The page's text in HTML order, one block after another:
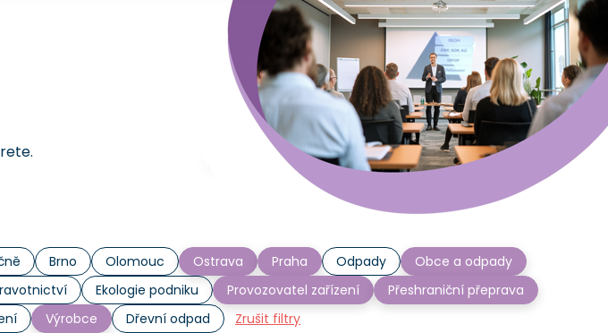
Brno Olomouc Ostrava Praha Odpady
Obce a odpady
Ekologie podniku Provozovatel zařízení
Přeshraniční přeprava
Výrobce Dřevní odpad Zrušit filtry